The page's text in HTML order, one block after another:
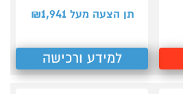
תן הצעה מעל ₪ 1,941
למידע ורכישה